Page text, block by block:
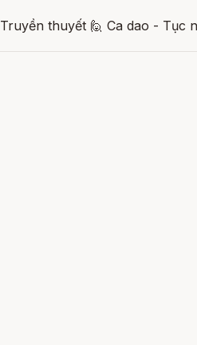
Truyền thuyết 🙋 Ca dao - Tục